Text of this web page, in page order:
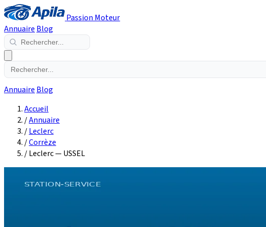
Passion Moteur
Annuaire Blog
Annuaire Blog
Accueil
/Annuaire
/Leclerc
/Corrèze
/Leclerc — USSEL